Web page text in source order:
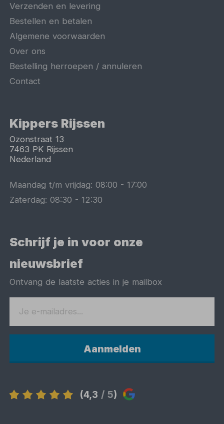
Verzenden en levering
Bestellen en betalen
Algemene voorwaarden
Over ons
Bestelling herroepen / annuleren
Contact
Kippers Rijssen
Ozonstraat 13
7463 PK Rijssen
Nederland
Maandag t/m vrijdag:08:00 -17:00
Zaterdag:08:30 -12:30
Schrijf je in voor onze
nieuwsbrief
Ontvang de laatste acties in je mailbox
Aanmelden
(4,3 / 5)